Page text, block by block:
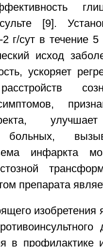
[9].
2 г/сут в течение
исход
ускоряет
расстройств
улучшает
больных,
инфаркта
препарата
в профилактике